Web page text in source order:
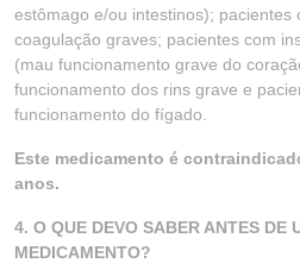
estômago e/ou intestinos); pacientes
coagulação graves; pacientes com
(mau funcionamento grave do
funcionamento dos rins grave e
funcionamento do fígado.
Este medicamento é
anos.
4. O QUE DEVO SABER ANTES DE
MEDICAMENTO?